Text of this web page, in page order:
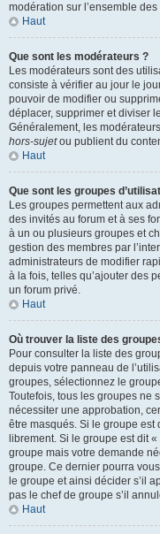
modération sur l’ensemble
Haut
Que sont les modérateurs ?
Les modérateurs sont des
consiste à vérifier au jour le
pouvoir de modifier ou
déplacer, supprimer et diviser
Généralement, les
hors-sujetou publient du
Haut
Que sont les groupes
Les groupes permettent aux
des invités au forum et à ses
à un ou plusieurs groupes et
gestion des membres par
administrateurs de modifier
à la fois, telles qu’ajouter des
un forum privé.
Haut
Où trouver la liste des
Pour consulter la liste des
depuis votre panneau de
groupes, sélectionnez le
Toutefois, tous les groupes ne
nécessiter une approbation,
être masqués. Si le groupe est
librement. Si le groupe est dit
groupe mais votre demande
groupe. Ce dernier pourra
le groupe et ainsi décider s’il
pas le chef de groupe s’il
Haut